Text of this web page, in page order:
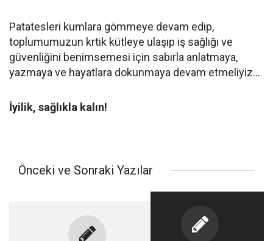
Patatesleri kumlara gömmeye devam edip,
toplumumuzun krtik kütleye ulaşıp iş sağlığı ve
güvenliğini benimsemesi için sabırla anlatmaya,
yazmaya ve hayatlara dokunmaya devam etmeliyiz...
İyilik, sağlıkla kalın!
Önceki ve Sonraki Yazılar